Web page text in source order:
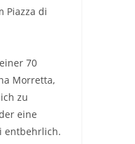
Piazza di
70
Morretta,
zu
eine
entbehrlich.